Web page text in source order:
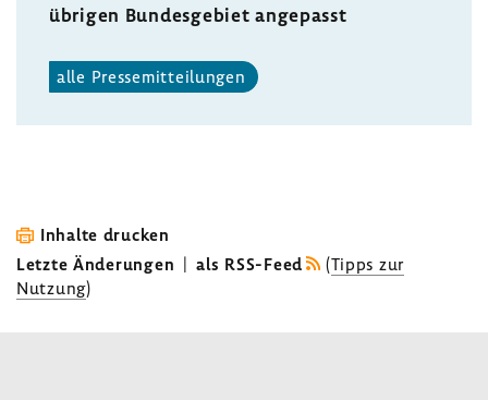
übrigen Bundes­ge­biet ange­passt
alle Pres­se­mit­tei­lungen
Inhalte drucken
Letzte Änderungen | als RSS-Feed (Tipps zur
Nutzung)